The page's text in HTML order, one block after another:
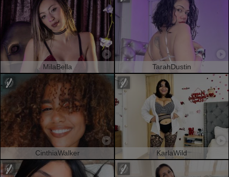
MilaBella TarahDustin
CinthiaWalker KarlaWild